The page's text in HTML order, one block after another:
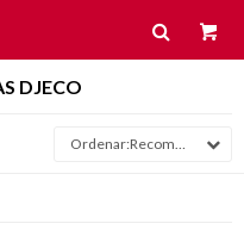
DJECO
Recomendados